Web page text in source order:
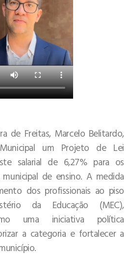
de Freitas, Marcelo Belitardo,
um Projeto de Lei
salarial de 6,27% para os
de ensino. A medida
dos profissionais ao piso
da Educação (MEC),
uma iniciativa política
a categoria e fortalecer a